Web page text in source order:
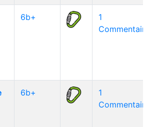
6b+
1
6b+
1